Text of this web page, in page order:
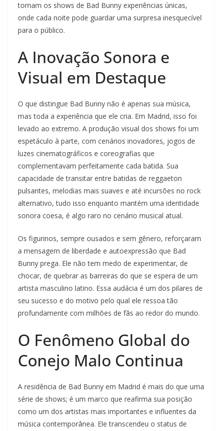
tornam os shows de Bad Bunny experiências únicas,
onde cada noite pode guardar uma surpresa inesquecível
para o público.
A Inovação Sonora e
Visual em Destaque
O que distingue Bad Bunny não é apenas sua música,
mas toda a experiência que ele cria. Em Madrid, isso foi
levado ao extremo. A produção visual dos shows foi um
espetáculo à parte, com cenários inovadores, jogos de
luzes cinematográficos e coreografias que
complementavam perfeitamente cada batida. Sua
capacidade de transitar entre batidas de reggaeton
pulsantes, melodias mais suaves e até incursões no rock
alternativo, tudo isso enquanto mantém uma identidade
sonora coesa, é algo raro no cenário musical atual.
Os figurinos, sempre ousados e sem gênero, reforçaram
a mensagem de liberdade e autoexpressão que Bad
Bunny prega. Ele não tem medo de experimentar, de
chocar, de quebrar as barreiras do que se espera de um
artista masculino latino. Essa audácia é um dos pilares de
seu sucesso e do motivo pelo qual ele ressoa tão
profundamente com milhões de fãs ao redor do mundo.
O Fenômeno Global do
Conejo Malo Continua
A residência de Bad Bunny em Madrid é mais do que uma
série de shows; é um marco que reafirma sua posição
como um dos artistas mais importantes e influentes da
música contemporânea. Ele transcendeu o status de